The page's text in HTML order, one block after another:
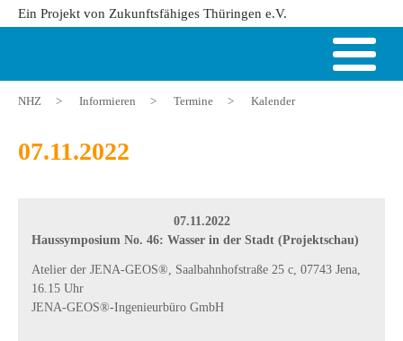
Ein Projekt von Zukunftsfähiges Thüringen e.V.
NHZ > Informieren > Termine > Kalender
07.11.2022
07.11.2022
Haussymposium No. 46: Wasser in der Stadt (Projektschau)
Atelier der JENA-GEOS®, Saalbahnhofstraße 25 c, 07743 Jena,
16.15 Uhr
JENA-GEOS®-Ingenieurbüro GmbH